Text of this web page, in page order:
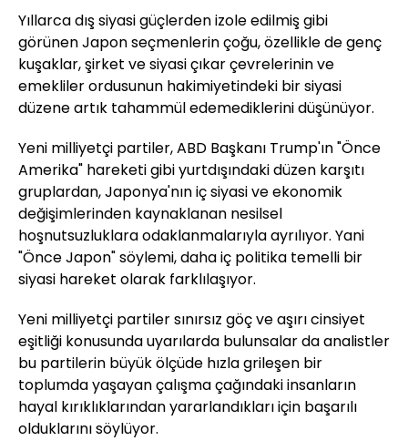
Yıllarca dış siyasi güçlerden izole edilmiş gibi
görünen Japon seçmenlerin çoğu, özellikle de genç
kuşaklar, şirket ve siyasi çıkar çevrelerinin ve
emekliler ordusunun hakimiyetindeki bir siyasi
düzene artık tahammül edemediklerini düşünüyor.
Yeni milliyetçi partiler, ABD Başkanı Trump'ın "Önce
Amerika" hareketi gibi yurtdışındaki düzen karşıtı
gruplardan, Japonya'nın iç siyasi ve ekonomik
değişimlerinden kaynaklanan nesilsel
hoşnutsuzluklara odaklanmalarıyla ayrılıyor. Yani
"Önce Japon" söylemi, daha iç politika temelli bir
siyasi hareket olarak farklılaşıyor.
Yeni milliyetçi partiler sınırsız göç ve aşırı cinsiyet
eşitliği konusunda uyarılarda bulunsalar da analistler
bu partilerin büyük ölçüde hızla grileşen bir
toplumda yaşayan çalışma çağındaki insanların
hayal kırıklıklarından yararlandıkları için başarılı
olduklarını söylüyor.